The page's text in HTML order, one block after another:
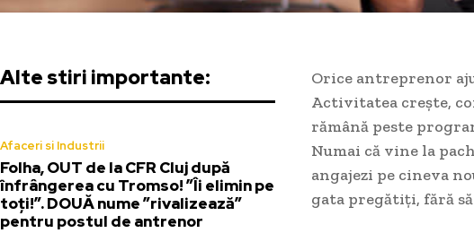
Alte stiri importante:
Afaceri si Industrii
Folha, OUT de la CFR Cluj după
înfrângerea cu Tromso! ”Îi elimin pe
toți!”. DOUĂ nume ”rivalizează”
pentru postul de antrenor
Orice antreprenor
Activitatea crește,
rămână peste
Numai că vine la
angajezi pe cineva
gata pregătiți, fără